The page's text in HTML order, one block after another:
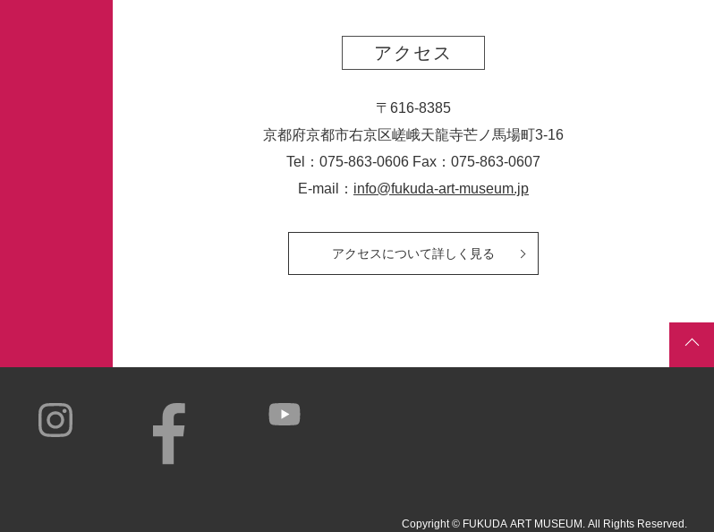
アクセス
〒616-8385
京都府京都市右京区嵯峨天龍寺芒ノ馬場町3-16
Tel：075-863-0606 Fax：075-863-0607
E-mail： info@fukuda-art-museum.jp
アクセスについて詳しく見る
Copyright © FUKUDA ART MUSEUM. All Rights Reserved.